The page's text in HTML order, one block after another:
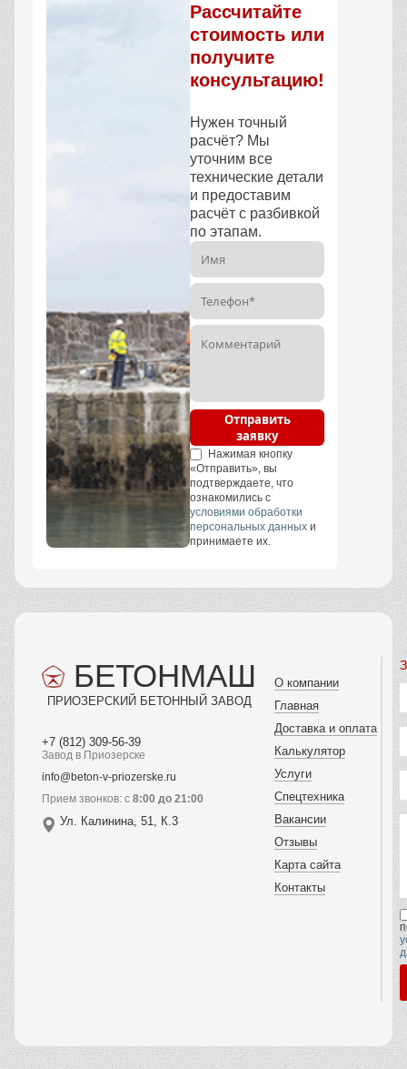
Рассчитайте
стоимость или
получите
консультацию!
Нужен точный
расчёт? Мы
уточним все
технические детали
и предоставим
расчёт с разбивкой
по этапам.
Отправить
заявку
Нажимая кнопку
«Отправить», вы
подтверждаете, что
ознакомились с
условиями обработки
персональных данных и
принимаете их.
БЕТОНМАШ
ПРИОЗЕРСКИЙ БЕТОННЫЙ ЗАВОД
+7 (812) 309-56-39
Завод в Приозерске
info@beton-v-priozerske.ru
Прием звонков: с 8:00 до 21:00
Ул. Калинина, 51, К.3
О компании
Главная
Доставка и оплата
Калькулятор
Услуги
Спецтехника
Вакансии
Отзывы
Карта сайта
Контакты